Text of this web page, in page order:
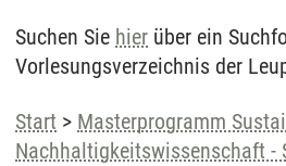
Suchen Sie hier über ein
Vorlesungsverzeichnis der
Start > Masterprogramm
Nachhaltigkeitswissenschaft -